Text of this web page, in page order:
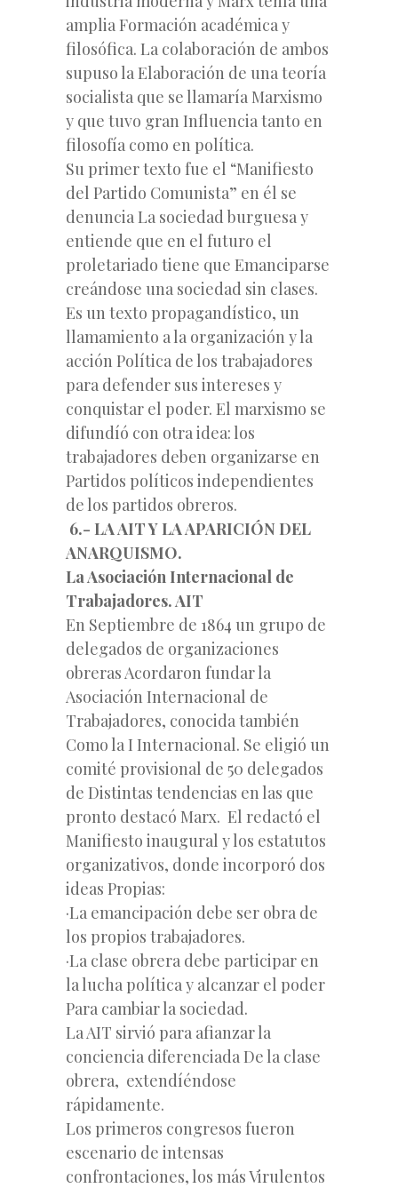
amplia Formación académica y
filosófica. La colaboración de ambos
supuso la Elaboración de una teoría
socialista que se llamaría Marxismo
y que tuvo gran Influencia tanto en
filosofía como en política.
Su primer texto fue el “Manifiesto
del Partido Comunista” en él se
denuncia La sociedad burguesa y
entiende que en el futuro el
proletariado tiene que Emanciparse
creándose una sociedad sin clases.
Es un texto propagandístico, un
llamamiento a la organización y la
acción Política de los trabajadores
para defender sus intereses y
conquistar el poder. El marxismo se
difundíó con otra idea: los
trabajadores deben organizarse en
Partidos políticos independientes
de los partidos obreros.
6.- LA AIT Y LA APARICIÓN DEL
ANARQUISMO.
La Asociación Internacional de
Trabajadores. AIT
En Septiembre de 1864 un grupo de
delegados de organizaciones
obreras Acordaron fundar la
Asociación Internacional de
Trabajadores, conocida también
Como la I Internacional. Se eligió un
comité provisional de 50 delegados
de Distintas tendencias en las que
pronto destacó Marx. El redactó el
Manifiesto inaugural y los estatutos
organizativos, donde incorporó dos
ideas Propias:
·La emancipación debe ser obra de
los propios trabajadores.
·La clase obrera debe participar en
la lucha política y alcanzar el poder
Para cambiar la sociedad.
La AIT sirvió para afianzar la
conciencia diferenciada De la clase
obrera, extendíéndose
rápidamente.
Los primeros congresos fueron
escenario de intensas
confrontaciones, los más Virulentos